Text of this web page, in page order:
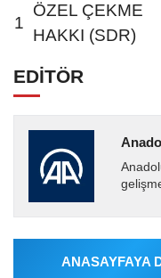
1
ÖZEL ÇEKME
HAKKI (SDR)
EDİTÖR
ANASAYFAYA